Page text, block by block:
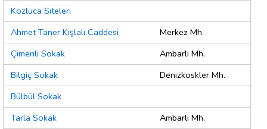
Kozluca Siteleri
Ahmet Taner Kışlalı Caddesi
Merkez Mh.
Çimenli Sokak
Ambarlı Mh.
Bilgiç Sokak
Denızkoskler Mh.
Bülbül Sokak
Tarla Sokak
Ambarlı Mh.